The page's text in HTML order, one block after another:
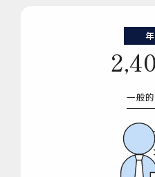
一般